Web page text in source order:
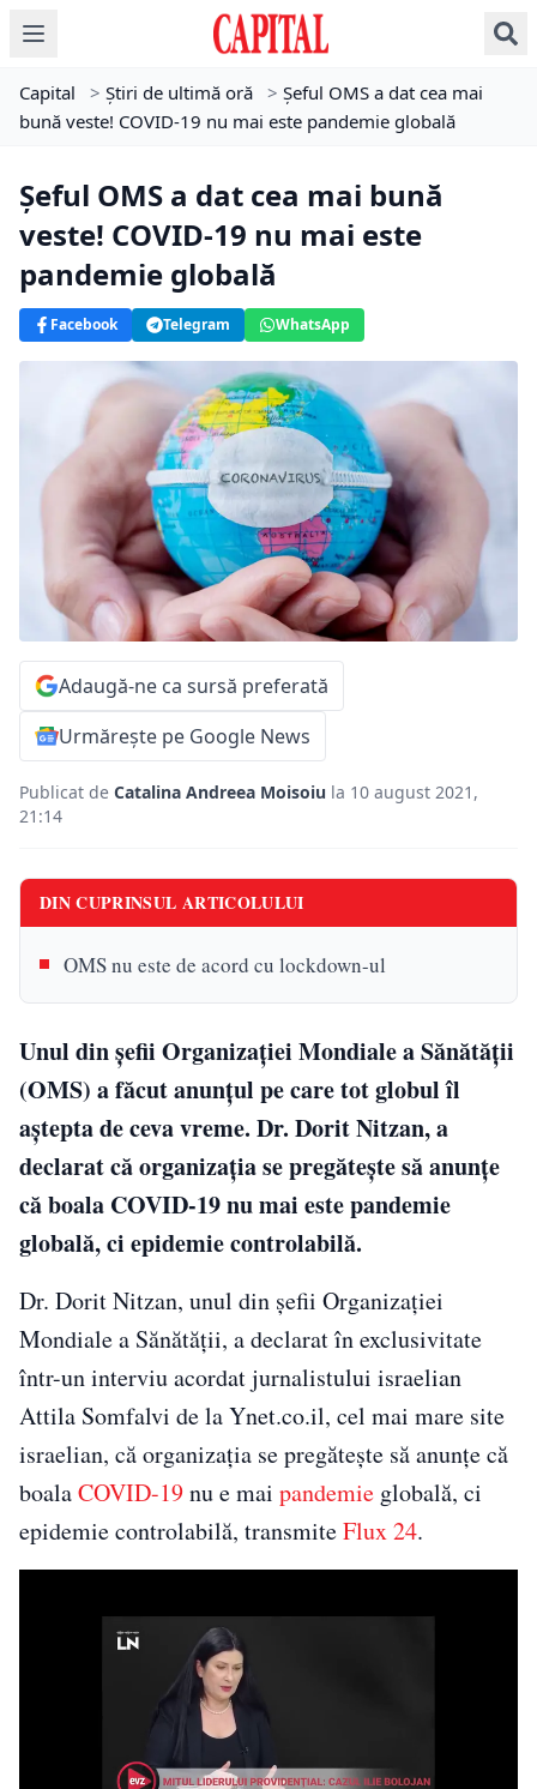
Capital > Știri de ultimă oră > Șeful OMS a dat cea mai
bună veste! COVID-19 nu mai este pandemie globală
Șeful OMS a dat cea mai bună
veste! COVID-19 nu mai este
pandemie globală
Facebook Telegram WhatsApp
Adaugă-ne ca sursă preferată
Urmărește pe Google News
Publicat de Catalina Andreea Moisoiu la 10 august 2021,
21:14
DIN CUPRINSUL ARTICOLULUI
OMS nu este de acord cu lockdown-ul
Unul din șefii Organizației Mondiale a Sănătății
(OMS) a făcut anunțul pe care tot globul îl
aștepta de ceva vreme. Dr. Dorit Nitzan, a
declarat că organizația se pregătește să anunțe
că boala COVID-19 nu mai este pandemie
globală, ci epidemie controlabilă.
Dr. Dorit Nitzan, unul din șefii Organizației
Mondiale a Sănătății, a declarat în exclusivitate
într-un interviu acordat jurnalistului israelian
Attila Somfalvi de la Ynet.co.il, cel mai mare site
israelian, că organizația se pregătește să anunțe că
boalaCOVID-19nu e mai pandemie globală, ci
epidemie controlabilă, transmiteFlux 24.